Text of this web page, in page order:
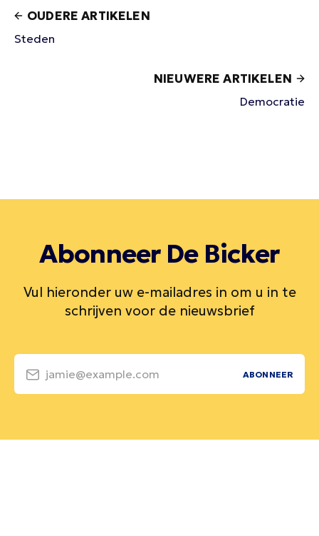
OUDERE ARTIKELEN
Steden
NIEUWERE ARTIKELEN
Democratie
Abonneer De Bicker
Vul hieronder uw e-mailadres in om u in te
schrijven voor de nieuwsbrief
jamie@example.com ABONNEER